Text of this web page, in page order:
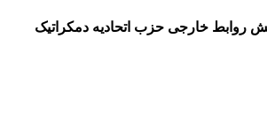
خارجی حزب اتحادیه دمکراتیک